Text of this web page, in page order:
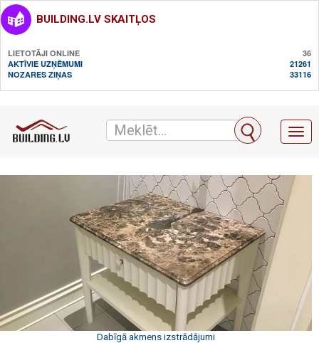
BUILDING.LV SKAITĻOS
LIETOTĀJI ONLINE
36
AKTĪVIE UZŅĒMUMI
21261
NOZARES ZIŅAS
33116
Dabīgā akmens izstrādājumi